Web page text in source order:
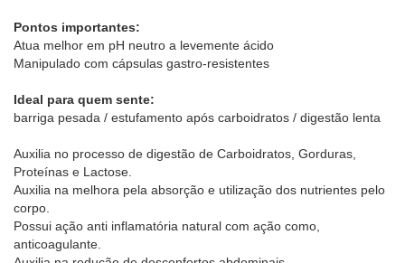
Pontos importantes:
Atua melhor em pH neutro a levemente ácido
Manipulado com cápsulas gastro-resistentes
Ideal para quem sente:
barriga pesada / estufamento após carboidratos / digestão lenta
Auxilia no processo de digestão de Carboidratos, Gorduras,
Proteínas e Lactose.
Auxilia na melhora pela absorção e utilização dos nutrientes pelo
corpo.
Possui ação anti inflamatória natural com ação como,
anticoagulante.